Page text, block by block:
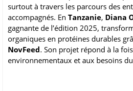
surtout à travers les parcours des
accompagnés. En Tanzanie, Diana
gagnante de l’édition 2025,
organiques en protéines durables
NovFeed. Son projet répond à la
environnementaux et aux besoins